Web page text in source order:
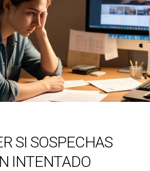
SI SOSPECHAS
INTENTADO